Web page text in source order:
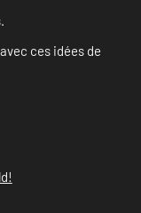
ces idées de